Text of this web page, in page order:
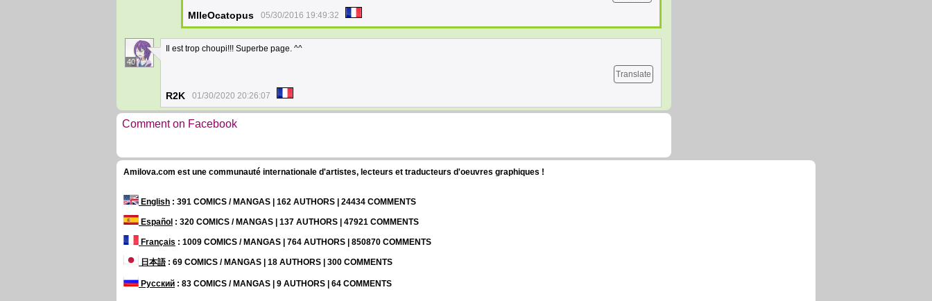
MlleOcatopus 05/30/2016 19:49:32
40
Il est trop choupi!!! Superbe page. ^^
Translate
R2K 01/30/2020 20:26:07
Comment on Facebook
Amilova.com est une communauté internationale d'artistes, lecteurs et traducteurs d'oeuvres graphiques !
English : 391 COMICS / MANGAS | 162 AUTHORS | 24434 COMMENTS
Español : 320 COMICS / MANGAS | 137 AUTHORS | 47921 COMMENTS
Français : 1009 COMICS / MANGAS | 764 AUTHORS | 850870 COMMENTS
日本語: 69 COMICS / MANGAS | 18 AUTHORS | 300 COMMENTS
Русский : 83 COMICS / MANGAS | 9 AUTHORS | 64 COMMENTS